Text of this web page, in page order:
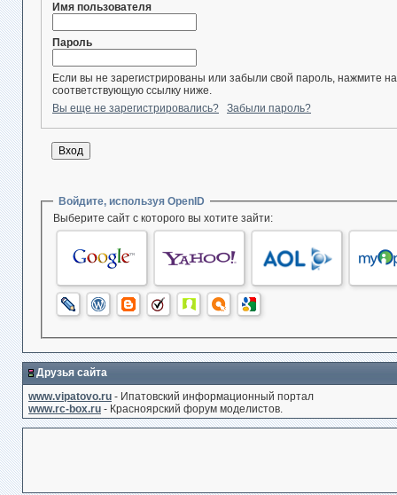
Имя пользователя
Пароль
Если вы не зарегистрированы или забыли свой пароль, нажмите на
соответствующую ссылку ниже.
Вы еще не зарегистрировались?
Забыли пароль?
Войдите, используя OpenID
Выберите сайт с которого вы хотите зайти:
Друзья сайта
www.vipatovo.ru - Ипатовский информационный портал
www.rc-box.ru - Красноярский форум моделистов.